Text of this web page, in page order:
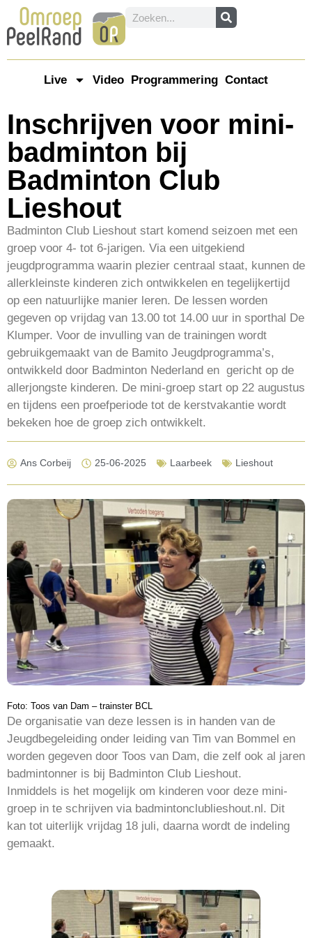
Live Video Programmering Contact
Inschrijven voor mini-
badminton bij
Badminton Club
Lieshout
Badminton Club Lieshout start komend seizoen met een
groep voor 4- tot 6-jarigen. Via een uitgekiend
jeugdprogramma waarin plezier centraal staat, kunnen de
allerkleinste kinderen zich ontwikkelen en tegelijkertijd
op een natuurlijke manier leren. De lessen worden
gegeven op vrijdag van 13.00 tot 14.00 uur in sporthal De
Klumper. Voor de invulling van de trainingen wordt
gebruikgemaakt van de Bamito Jeugdprogramma’s,
ontwikkeld door Badminton Nederland en gericht op de
allerjongste kinderen. De mini-groep start op 22 augustus
en tijdens een proefperiode tot de kerstvakantie wordt
bekeken hoe de groep zich ontwikkelt.
Ans Corbeij 25-06-2025 Laarbeek Lieshout
Foto: Toos van Dam – trainster BCL
De organisatie van deze lessen is in handen van de
Jeugdbegeleiding onder leiding van Tim van Bommel en
worden gegeven door Toos van Dam, die zelf ook al jaren
badmintonner is bij Badminton Club Lieshout.
Inmiddels is het mogelijk om kinderen voor deze mini-
groep in te schrijven via badmintonclublieshout.nl. Dit
kan tot uiterlijk vrijdag 18 juli, daarna wordt de indeling
gemaakt.